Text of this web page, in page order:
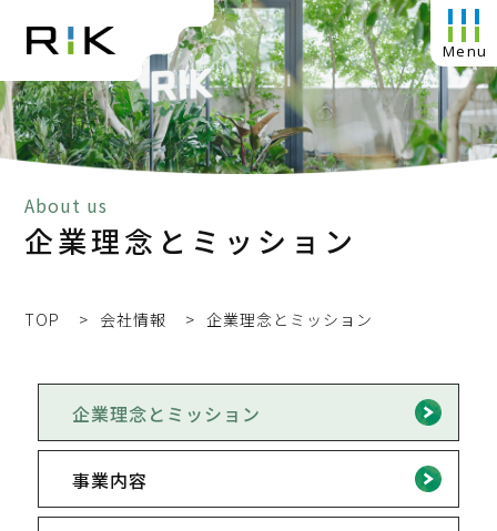
About us
企業理念とミッション
TOP 会社情報 企業理念とミッション
企業理念とミッション
事業内容